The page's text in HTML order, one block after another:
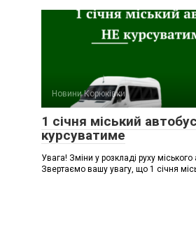
Новини Корюківки
1 січня міський
курсуватиме
Увага! Зміни у розкладі руху міського
Звертаємо вашу увагу, що 1 січня